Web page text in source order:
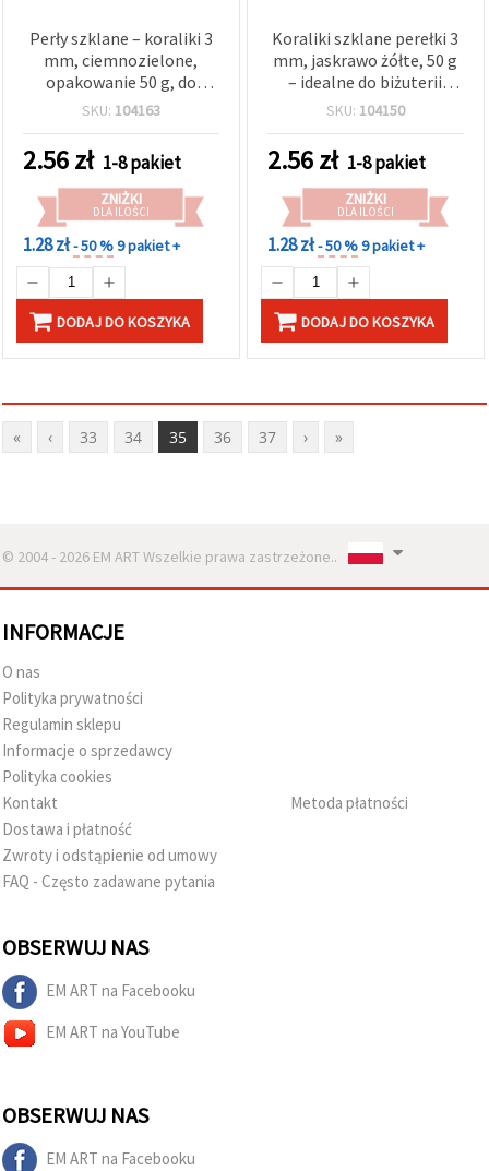
Perły szklane – koraliki 3
mm, ciemnozielone,
opakowanie 50 g, do
rękodzieła i wyrobu
SKU: 104163
2.56zł 1-8 pakiet
ZNIŻKI
DLA ILOŚCI
1.28 zł- 50 %9 pakiet +
DODAJ DO KOSZYKA
Koraliki szklane perełki 3
mm, jaskrawo żółte, 50 g
– idealne do biżuterii
handmade i dekoracji DIY
SKU: 104150
2.56zł 1-8 pakiet
ZNIŻKI
DLA ILOŚCI
1.28 zł- 50 %9 pakiet +
DODAJ DO KOSZYKA
« ‹ 33 34 35 36 37 › »
© 2004 - 2026 EM ART Wszelkie prawa zastrzeżone..
INFORMACJE
O nas
Polityka prywatności
Regulamin sklepu
Informacje o sprzedawcy
Polityka cookies
Kontakt
Dostawa i płatność
Zwroty i odstąpienie od umowy
FAQ - Często zadawane pytania
Metoda płatności
OBSERWUJ NAS
EM ART na Facebooku
EM ART na YouTube
OBSERWUJ NAS
EM ART na Facebooku